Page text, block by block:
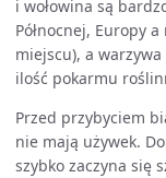
i wołowina są
Północnej, Europy
miejscu), a
ilość pokarmu
Przed przybyciem
nie mają używek.
szybko zaczyna się